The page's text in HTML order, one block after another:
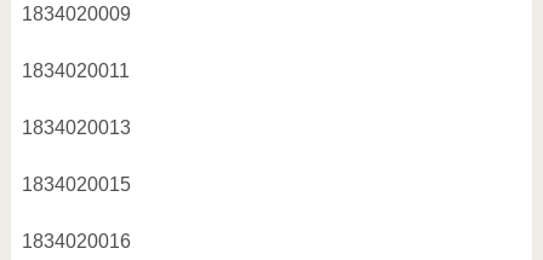
1834020009
1834020011
1834020013
1834020015
1834020016